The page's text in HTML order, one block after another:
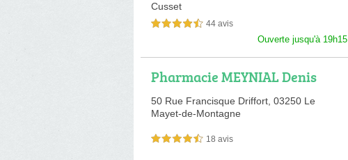
Cusset
4,5 étoiles sur 5 44 avis
Ouverte jusqu'à 19h15
Pharmacie MEYNIAL Denis
50 Rue Francisque Driffort, 03250 Le
Mayet-de-Montagne
4,5 étoiles sur 5 18 avis